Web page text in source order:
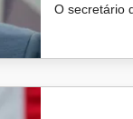
O secretário